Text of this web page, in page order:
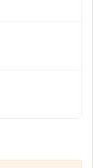
via de
850 m².